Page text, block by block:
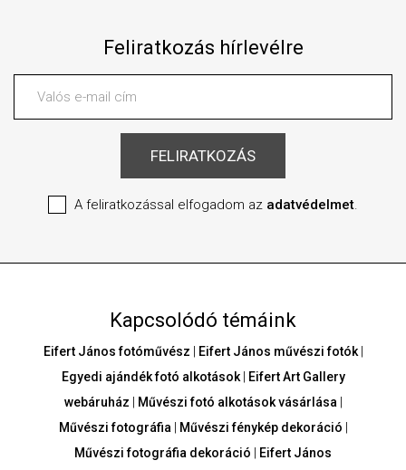
Feliratkozás hírlevélre
A feliratkozással elfogadom az adatvédelmet.
Kapcsolódó témáink
Eifert János fotóművész Eifert János művészi fotók|
Egyedi ajándék fotó alkotások|
Eifert Art Gallery
webáruház
Művészi fotó alkotások vásárlása
Művészi fotográfia
Művészi fénykép dekoráció
Művészi fotográfia dekoráció
Eifert János